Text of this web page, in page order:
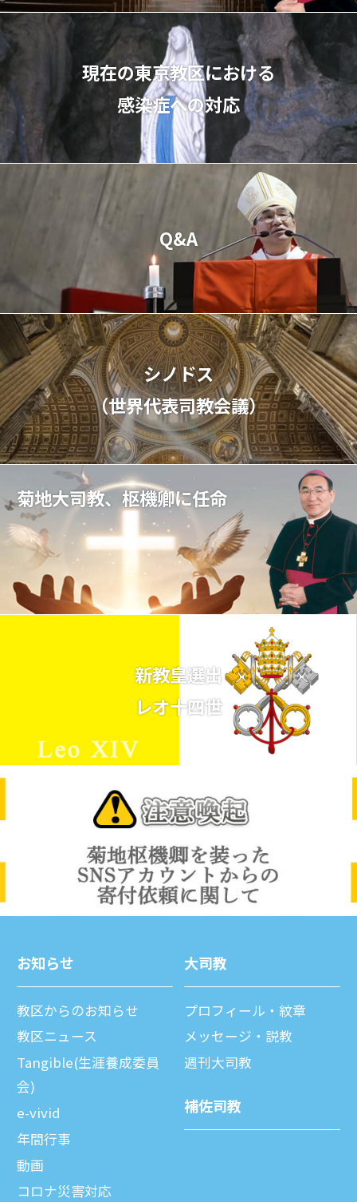
現在の東京教区における
感染症への対応
Q&A
シノドス
（世界代表司教会議）
菊地大司教、枢機卿に任命
新教皇選出
レオ十四世
お知らせ
教区からのお知らせ
教区ニュース
Tangible(生涯養成委員
会)
e-vivid
年間⾏事
動画
コロナ災害対応
⼤司教
プロフィール・紋章
メッセージ・説教
週刊⼤司教
補佐司教